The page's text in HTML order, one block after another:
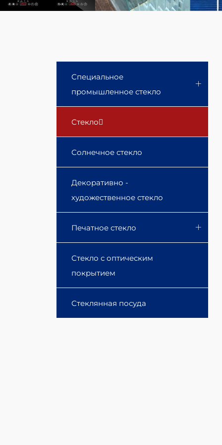
Специальное
промышленное стекло
Стекло
Солнечное стекло
Декоративно -
художественное стекло
Печатное стекло
Стекло с оптическим
покрытием
Стеклянная посуда